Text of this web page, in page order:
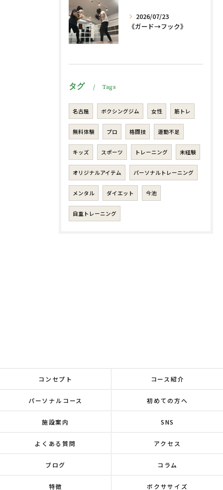
2026/07/23
《ガード→フック》
タグ Tags
名古屋 ボクシングジム 女性 筋トレ
無料体験 プロ 格闘技 運動不足
キッズ スポーツ トレーニング 未経験
オリジナルアイテム パーソナルトレーニング
メンタル ダイエット 今池
自重トレーニング
コンセプト コース紹介
パーソナルコース 初めての方へ
施設案内 SNS
よくある質問 アクセス
ブログ コラム
特徴 ボクササイズ